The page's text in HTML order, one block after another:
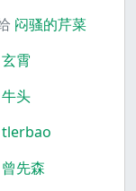
闷骚的芹菜
玄霄
牛头
tlerbao
曾先森